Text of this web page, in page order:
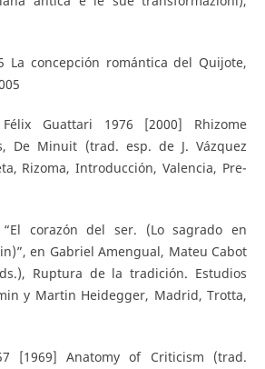
La concepción romántica del Quijote,
Guattari 1976 [2000] Rhizome
De Minuit (trad. esp. de J. Vázquez
Rizoma, Introducción, Valencia, Pre-
corazón del ser. (Lo sagrado en
en Gabriel Amengual, Mateu Cabot
Ruptura de la tradición. Estudios
y Martin Heidegger, Madrid, Trotta,
[1969] Anatomy of Criticism (trad.